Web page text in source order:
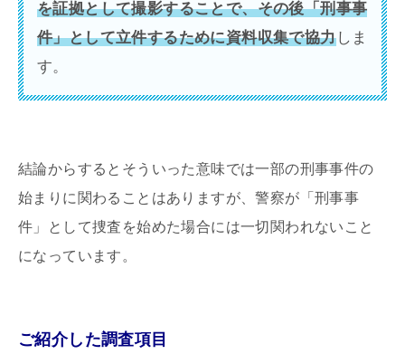
を証拠として撮影することで、その後「刑事事
件」として立件するために資料収集で協力しま
す。
結論からするとそういった意味では一部の刑事事件の
始まりに関わることはありますが、警察が「刑事事
件」として捜査を始めた場合には一切関われないこと
になっています。
ご紹介した調査項目